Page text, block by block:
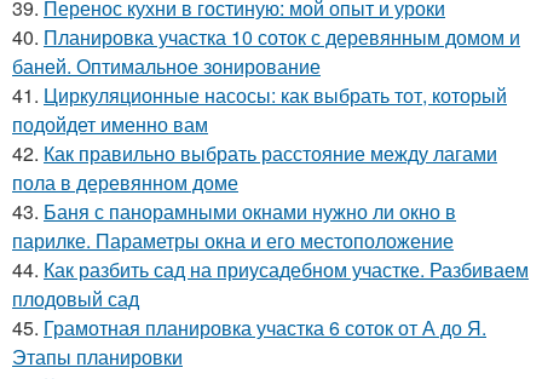
39. Перенос кухни в гостиную: мой опыт и уроки
40. Планировка участка 10 соток с деревянным домом и
баней. Оптимальное зонирование
41. Циркуляционные насосы: как выбрать тот, который
подойдет именно вам
42. Как правильно выбрать расстояние между лагами
пола в деревянном доме
43. Баня с панорамными окнами нужно ли окно в
парилке. Параметры окна и его местоположение
44. Как разбить сад на приусадебном участке. Разбиваем
плодовый сад
45. Грамотная планировка участка 6 соток от А до Я.
Этапы планировки